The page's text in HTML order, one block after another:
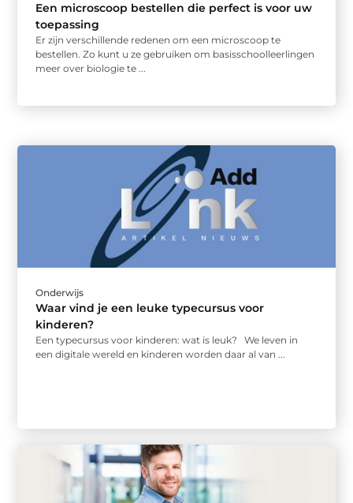
Een microscoop bestellen die perfect is voor uw
toepassing
Er zijn verschillende redenen om een microscoop te
bestellen. Zo kunt u ze gebruiken om basisschoolleerlingen
meer over biologie te ...
Onderwijs
Waar vind je een leuke typecursus voor
kinderen?
Een typecursus voor kinderen: wat is leuk? We leven in
een digitale wereld en kinderen worden daar al van ...